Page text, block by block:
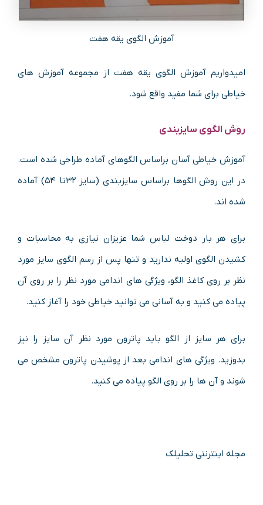
آموزش الگوی یقه هفت
امیدواریم آموزش الگوی یقه هفت از مجموعه آموزش های
خیاطی برای شما مفید واقع شود.
روش الگوی سایزبندی
آموزش خیاطی آسان براساس الگوهای آماده طراحی شده است.
در این روش الگوها براساس سایزبندی (سایز ۳۲تا ۵۴) آماده
شده اند.
برای هر بار دوخت لباس شما عزیزان نیازی به محاسبات و
کشیدن الگوی اولیه ندارید و تنها پس از رسم الگوی سایز مورد
نظر بر روی کاغذ الگو، ویژگی های اندامی مورد نظر را بر روی آن
پیاده می کنید و به آسانی می توانید خیاطی خود را آغاز کنید.
برای هر سایز از الگو باید پاترون مورد نظر آن سایز را نیز
بدوزید. ویژگی های اندامی بعد از پوشیدن پاترون مشخص می
شوند و آن ها را بر روی الگو پیاده می کنید.
مجله اینترنتی تحلیلک